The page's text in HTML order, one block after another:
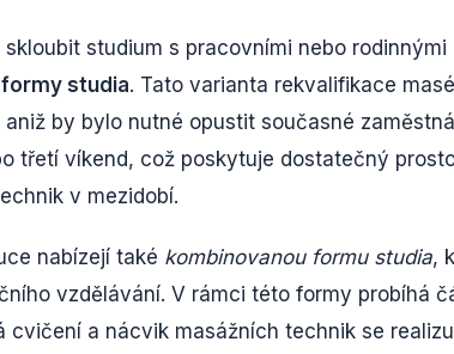
studium s pracovními nebo
studia. Tato varianta rekvalifikace
by bylo nutné opustit současné
třetí víkend, což poskytuje dostatečný
v mezidobí.
nabízejí také kombinovanou formu studia,
vzdělávání. V rámci této formy probíhá
cvičení a nácvik masážních technik se